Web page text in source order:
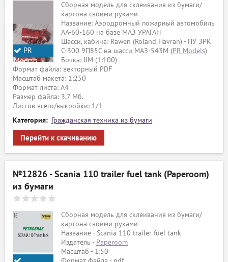
PR
Models
Сборная модель для склеивания из бумаги/
картона своими руками
Название: Аэродромный пожарный автомобиль
АА-60-160 на базе МАЗ УРАГАН
Шасси, кабина: Rawen (Roland Havran) - ПУ ЗРК
С-300 9П85С на шасси МАЗ-543М (PR Models)
Бочка: JJM (1:100)
Формат файла: векторный PDF
Масштаб макета: 1:250
Формат листа: А4
Размер файла: 3,7 Мб.
Листов всего/выкройки: 1/1
Категория: Гражданская техника из бумаги
Перейти к скачиванию
№12826 - Scania 110 trailer fuel tank (Paperoom)
из бумаги
Сборная модель для склеивания из бумаги/
картона своими руками
Название - Scania 110 trailer fuel tank
Издатель - Paperoom
Масштаб - 1:50